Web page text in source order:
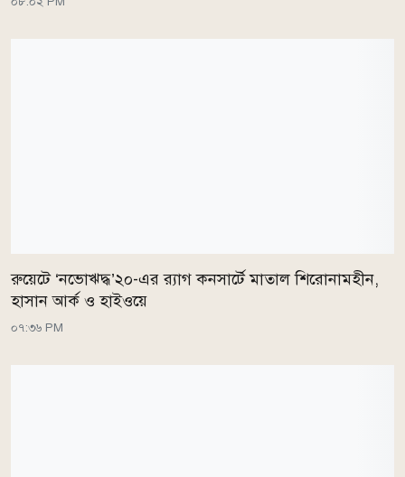
রুয়েটে ‘নভোঋদ্ধ’২০-এর র‍্যাগ কনসার্টে মাতাল শিরোনামহীন,
হাসান আর্ক ও হাইওয়ে
০৭:৩৬ PM